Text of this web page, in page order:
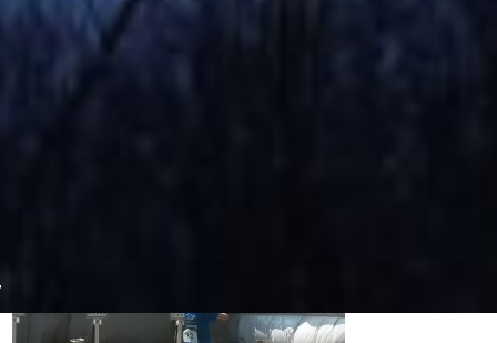
Bei den Junioren hatte Niklas Sommer ebenfalls die
Oberhand. Diesen Sieg verdankte er neben einer